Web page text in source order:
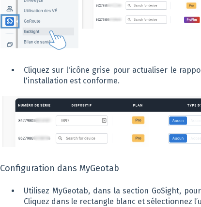
Cliquez sur l'icône grise pour actualiser le
l'installation est conforme.
Configuration dans MyGeotab
Utilisez MyGeotab, dans la section GoSight,
Cliquez dans le rectangle blanc et sélectionnez